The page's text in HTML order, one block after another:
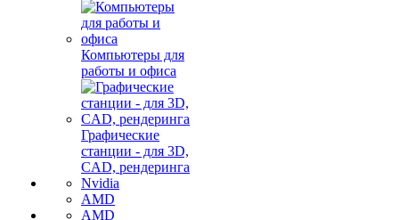
Компьютеры для
работы и офиса
Графические
станции - для 3D,
CAD, рендеринга
Nvidia
AMD
AMD